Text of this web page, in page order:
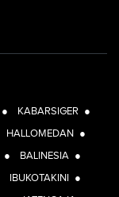
● KABARSIGER ●
HALLOMEDAN ●
● BALINESIA ●
IBUKOTAKINI ●